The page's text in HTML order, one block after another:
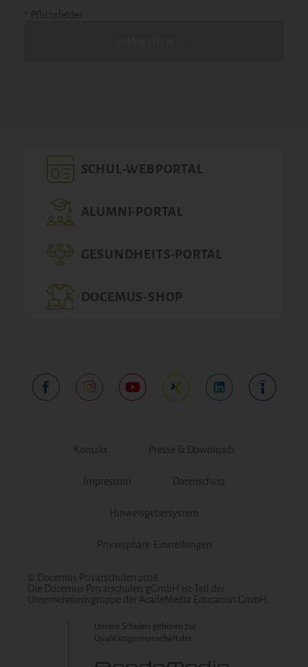
* Pflichtfelder
SCHUL-WEBPORTAL
ALUMNI-PORTAL
GESUNDHEITS-PORTAL
DOCEMUS-SHOP
Kontakt Presse & Downloads
Impressum Datenschutz
Hinweisgebersystem
Privatsphäre-Einstellungen
© Docemus Privatschulen 2026
Die Docemus Privatschulen gGmbH ist Teil der
Unternehmensgruppe der AcadeMedia Education GmbH.